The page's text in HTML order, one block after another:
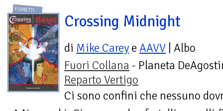
FUMETTI
Crossing Midnight
di Mike Carey e AAVV | Albo
Fuori Collana - Planeta
Reparto Vertigo
Ci sono confini che nessuno